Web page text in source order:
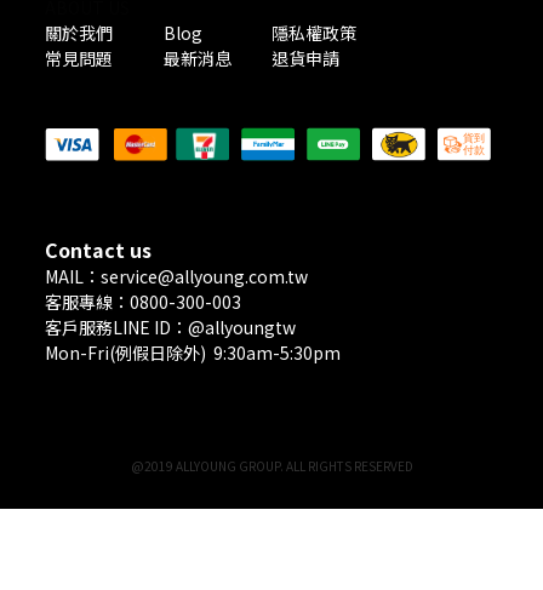
關於我們
Blog
隱私權政策
常見問題
最新消息 退貨申請
Contact us
MAIL：service@allyoung.com.tw
客服專線：0800-300-003
客戶服務LINE ID：@allyoungtw
Mon-Fri(例假日除外) 9:30am-5:30pm
@2019 ALLYOUNG GROUP. ALL RIGHTS RESERVED